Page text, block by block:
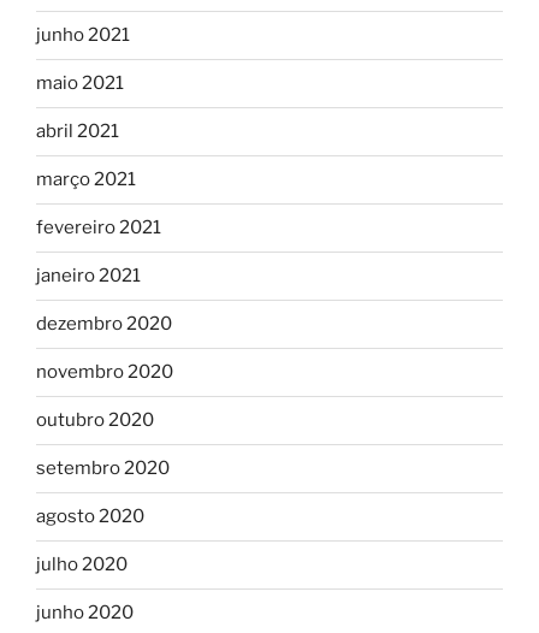
junho 2021
maio 2021
abril 2021
março 2021
fevereiro 2021
janeiro 2021
dezembro 2020
novembro 2020
outubro 2020
setembro 2020
agosto 2020
julho 2020
junho 2020